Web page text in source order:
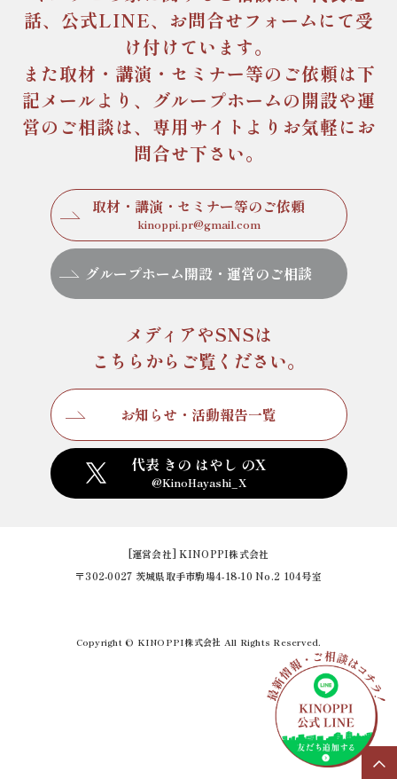
話、公式LINE、お問合せフォームにて受
け付けています。
また取材・講演・セミナー等のご依頼は下
記メールより、 グループホームの開設や運
営のご相談は、専用サイトより お気軽にお
問合せ下さい。
取材・講演・セミナー等のご依頼
kinoppi.pr@gmail.com
グループホーム開設・運営のご相談
メディアやSNSは
こちらからご覧ください。
お知らせ・活動報告一覧
代表 きの はやし のX
@KinoHayashi_X
[運営会社] KINOPPI株式会社
〒302-0027 茨城県取手市駒場4-18-10 No.2 104号室
Copyright © KINOPPI株式会社 All Rights Reserved.